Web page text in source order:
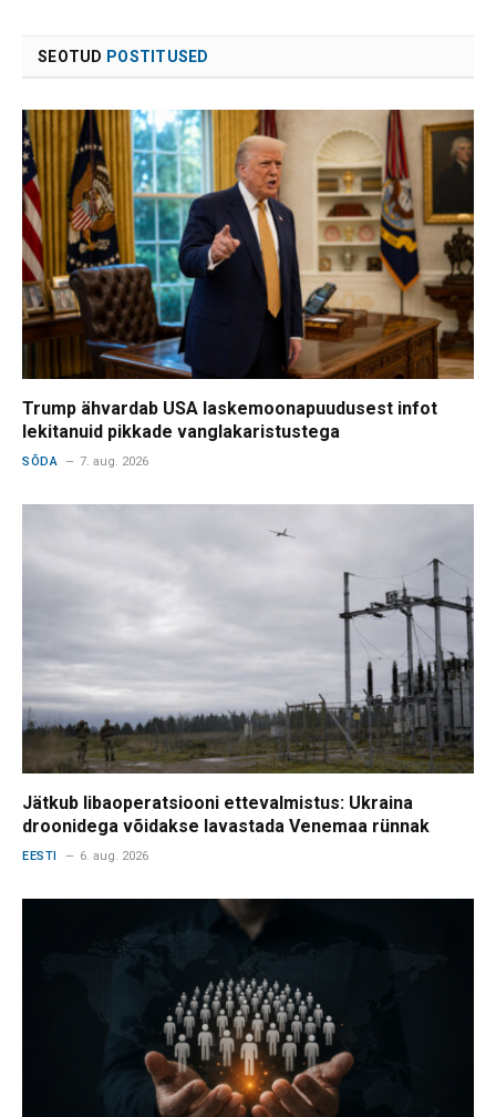
SEOTUD POSTITUSED
Trump ähvardab USA laskemoonapuudusest infot
lekitanuid pikkade vanglakaristustega
SÕDA 7. aug. 2026
Jätkub libaoperatsiooni ettevalmistus: Ukraina
droonidega võidakse lavastada Venemaa rünnak
EESTI 6. aug. 2026